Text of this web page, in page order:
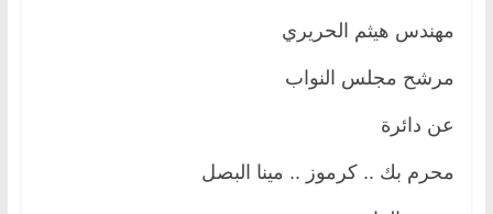
مهندس هيثم الحريري
مرشح مجلس النواب
عن دائرة
محرم بك .. كرموز .. مينا البصل